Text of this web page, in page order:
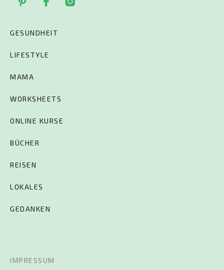
GESUNDHEIT
LIFESTYLE
MAMA
WORKSHEETS
ONLINE KURSE
BÜCHER
REISEN
LOKALES
GEDANKEN
IMPRESSUM